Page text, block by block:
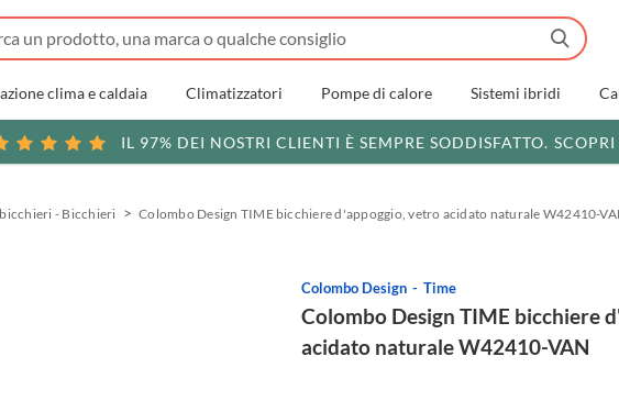
clima e caldaia Climatizzatori Pompe di calore Sistemi ibridi
IL 97% DEI NOSTRI CLIENTI È SEMPRE SODDISFATTO. SCOPRI
- Bicchieri Colombo Design TIME bicchiere d'appoggio, vetro acidato naturale W42410-
Colombo Design Time
Colombo Design TIME bicchiere
acidato naturale W42410-VAN